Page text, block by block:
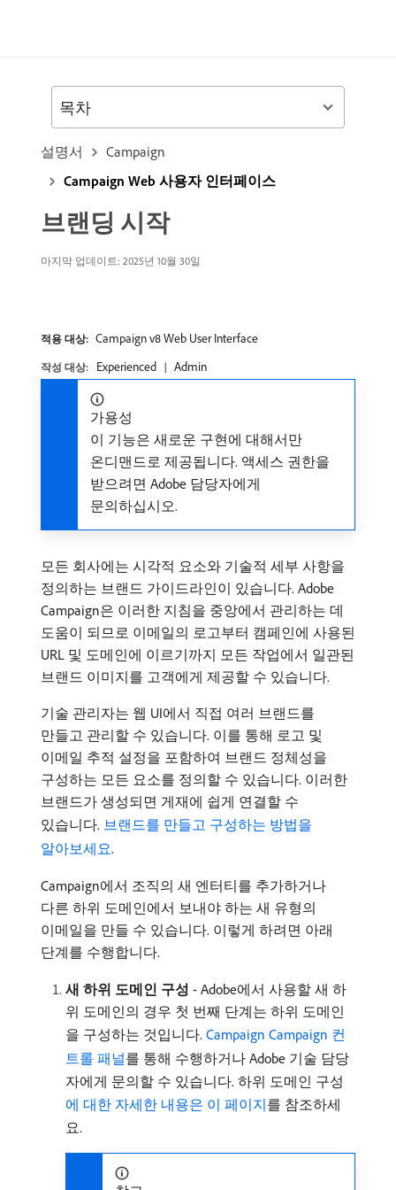
설명서
Campaign
Campaign Web 사용자 인터페이스
브랜딩 시작
마지막 업데이트: 2025년 10월 30일
적용 대상: Campaign v8 Web User Interface
작성 대상: Experienced Admin
가용성
이 기능은 새로운 구현에 대해서만
온디맨드로 제공됩니다. 액세스 권한을
받으려면 Adobe 담당자에게
문의하십시오.
모든 회사에는 시각적 요소와 기술적 세부 사항을
정의하는 브랜드 가이드라인이 있습니다. Adobe
Campaign은 이러한 지침을 중앙에서 관리하는 데
도움이 되므로 이메일의 로고부터 캠페인에 사용된
URL 및 도메인에 이르기까지 모든 작업에서 일관된
브랜드 이미지를 고객에게 제공할 수 있습니다.
기술 관리자는 웹 UI에서 직접 여러 브랜드를
만들고 관리할 수 있습니다. 이를 통해 로고 및
이메일 추적 설정을 포함하여 브랜드 정체성을
구성하는 모든 요소를 정의할 수 있습니다. 이러한
브랜드가 생성되면 게재에 쉽게 연결할 수
있습니다. 브랜드를 만들고 구성하는 방법을
알아보세요.
Campaign에서 조직의 새 엔터티를 추가하거나
다른 하위 도메인에서 보내야 하는 새 유형의
이메일을 만들 수 있습니다. 이렇게 하려면 아래
단계를 수행합니다.
새 하위 도메인 구성 - Adobe에서 사용할 새 하
위 도메인의 경우 첫 번째 단계는 하위 도메인
을 구성하는 것입니다. Campaign Campaign 컨
트롤 패널를 통해 수행하거나 Adobe 기술 담당
자에게 문의할 수 있습니다. 하위 도메인 구성
에 대한 자세한 내용은 이 페이지를 참조하세
요.
목차